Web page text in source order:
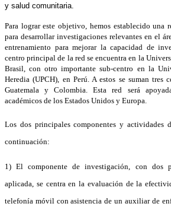
y salud comunitaria.
Para lograr este objetivo, hemos establecido una
para desarrollar investigaciones relevantes en el
entrenamiento para mejorar la capacidad de
centro principal de la red se encuentra en la
Brasil, con otro importante sub-centro en la
Heredia (UPCH), en Perú. A estos se suman tres
Guatemala y Colombia. Esta red será
académicos de los Estados Unidos y Europa.
Los dos principales componentes y actividades
continuación:
1) El componente de investigación, con dos
aplicada, se centra en la evaluación de la
telefonía móvil con asistencia de un auxiliar de